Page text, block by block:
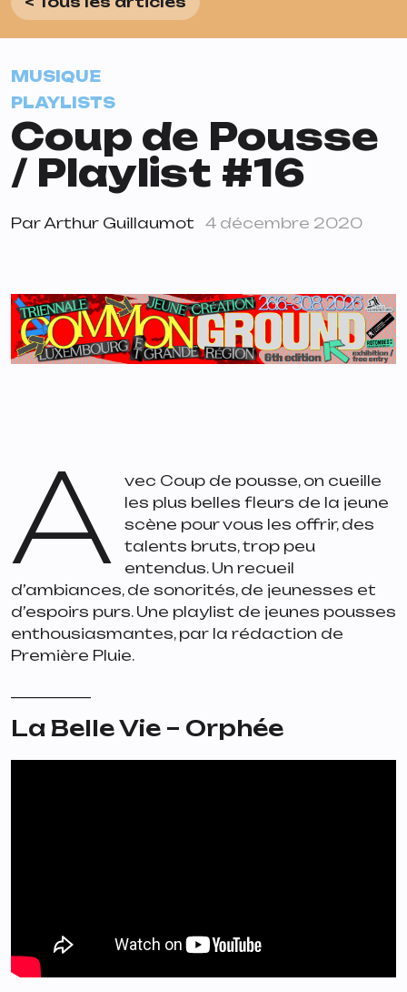
MUSIQUE
PLAYLISTS
Coup de Pousse
/ Playlist #16
ParArthur Guillaumot 4 décembre 2020
A
vec Coup de pousse, on cueille
les plus belles fleurs de la jeune
scène pour vous les offrir, des
talents bruts, trop peu
entendus. Un recueil
d’ambiances, de sonorités, de jeunesses et
d’espoirs purs. Une playlist de jeunes pousses
enthousiasmantes, par la rédaction de
Première Pluie.
La Belle Vie – Orphée